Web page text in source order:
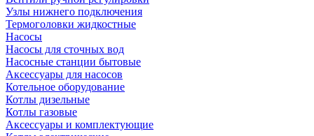
Узлы нижнего подключения
Термоголовки жидкостные
Насосы
Насосы для сточных вод
Насосные станции бытовые
Аксессуары для насосов
Котельное оборудование
Котлы дизельные
Котлы газовые
Аксессуары и комплектующие